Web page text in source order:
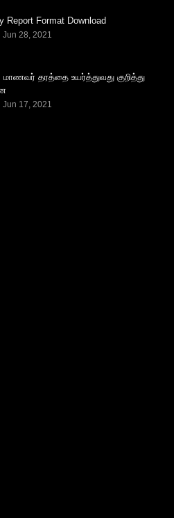
Report Format Download
Jun 28, 2021
மாணவர் தரத்தை உயர்த்துவது குறித்து
Jun 17, 2021